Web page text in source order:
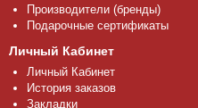
Производители (бренды)
Подарочные сертификаты
Личный Кабинет
Личный Кабинет
История заказов
Закладки